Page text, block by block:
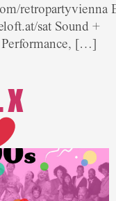
retropartyvienna
sat Sound +
Performance, […]
X